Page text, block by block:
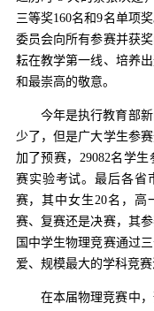
三等奖160名和9名单项
委员会向所有参赛并获
耘在教学第一线、培养
和最崇高的敬意。
今年是执行教育部
少了，但是广大学生参
加了预赛，29082名学
赛实验考试。最后各省
赛，其中女生20名，高
赛、复赛还是决赛，其
国中学生物理竞赛通过
爱、规模最大的学科竞赛
在本届物理竞赛中